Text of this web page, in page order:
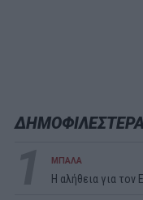
ΜΠΑΛΑ
Η αλήθεια για τον